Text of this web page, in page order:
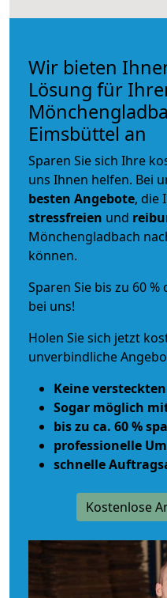
Wir bieten
Lösung für
Eimsbüttel an
Sparen Sie sich Ihre
uns Ihnen helfen. Bei
besten Angebote, die
stressfreien und
Mönchengladbach
können.
Sparen Sie bis zu 60
bei uns!
Holen Sie sich jetzt
unverbindliche
Keine
Sogar möglich
bis zu ca. 60 %
professionelle
schnelle
Kostenlose